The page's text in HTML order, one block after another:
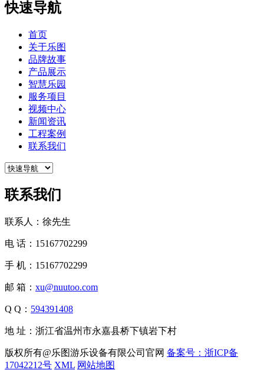
快速导航
首页
关于乐图
品牌故事
产品展示
智慧乐园
服务项目
视频中心
新闻资讯
工程案例
联系我们
联系我们
联系人：徐先生
电 话：15167702299
手 机：15167702299
邮 箱： xu@nuutoo.com
Q Q： 594391408
地 址：浙江省温州市永嘉县桥下镇岩下村
版权所有@乐图游乐设备有限公司官网 备案号：浙ICP备
17042212号 XML 网站地图